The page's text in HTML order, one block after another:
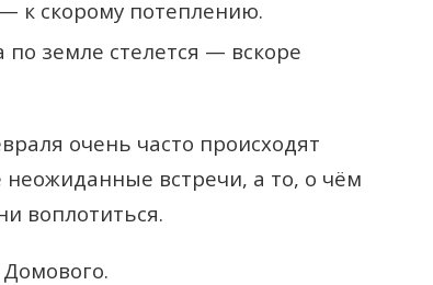
к скорому потеплению.
земле стелется — вскоре
очень часто происходят
встречи, а то, о чём
воплотиться.